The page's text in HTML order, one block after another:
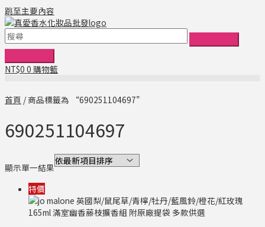
跳至主要內容
NT$0 0 購物籃
首頁 / 商品標籤為 “690251104697”
690251104697
顯示單一結果
特價